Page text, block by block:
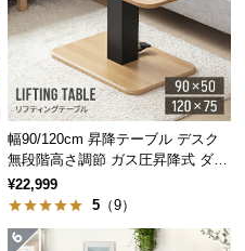
様々なテイストにあわ
作れます。
幅90/120cm 昇降テーブル デスク
無段階高さ調節 ガス圧昇降式 ダイ
ニング 高さ55~70cm
¥22,999
5 （9）